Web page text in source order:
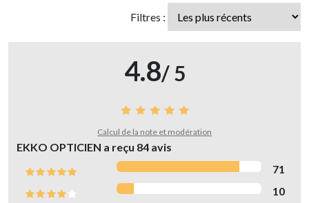
Filtres :
4.8/ 5
Calcul de la note et modération
EKKO OPTICIEN a reçu 84 avis
71
10